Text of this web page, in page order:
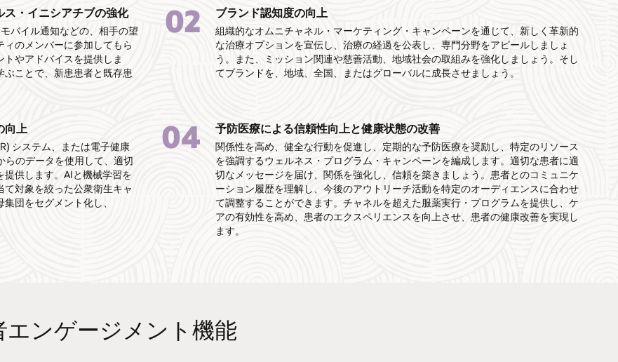
・イニシアチブの強化
バイル通知などの、相手の望
のメンバーに参加してもら
やアドバイスを提供しま
ことで、新患患者と既存患
02 ブランド認知度の向上
組織的なオムニチャネル・マーケティング・キャンペーンを通じて、新しく革新的
な治療オプションを宣伝し、治療の経過を公表し、専門分野をアピールしましょ
う。また、ミッション関連や慈善活動、地域社会の取組みを強化しましょう。そし
てブランドを、地域、全国、またはグローバルに成長させましょう。
向上
システム、または電子健康
らのデータを使用して、適切
供します。AIと機械学習を
対象を絞った公衆衛生キャ
団をセグメント化し、
04 予防医療による信頼性向上と健康状態の改善
関係性を高め、健全な行動を促進し、定期的な予防医療を奨励し、特定のリソース
を強調するウェルネス・プログラム・キャンペーンを編成します。適切な患者に適
切なメッセージを届け、関係を強化し、信頼を築きましょう。患者とのコミュニケ
ーション履歴を理解し、今後のアウトリーチ活動を特定のオーディエンスに合わせ
て調整することができます。チャネルを超えた服薬実行・プログラムを提供し、ケ
アの有効性を高め、患者のエクスペリエンスを向上させ、患者の健康改善を実現し
ます。
エンゲージメント機能